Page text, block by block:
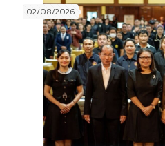
02/08/2026